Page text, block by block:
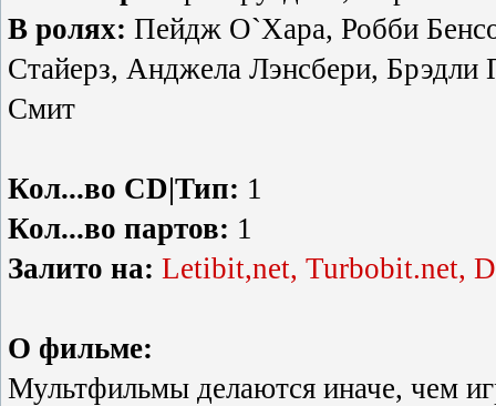
В ролях: Пейдж О`Хара, Робби
Стайерз, Анджела Лэнсбери,
Смит
Кол...во CD|Тип: 1
Кол...во партов: 1
Залито на: Letibit,net, Turbobit.net,
О фильме:
Мультфильмы делаются иначе, чем